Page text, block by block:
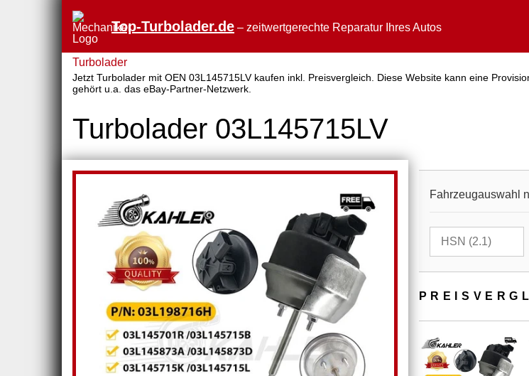
Top-Turbolader.de – zeitwertgerechte Reparatur Ihres Autos
Turbolader
Jetzt Turbolader mit OEN 03L145715LV kaufen inkl. Preisvergleich. Diese Website kann eine
gehört u.a. das eBay-Partner-Netzwerk.
Turbolader 03L145715LV
Fahrzeugauswahl